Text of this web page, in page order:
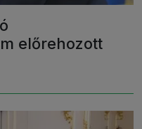
előrehozott